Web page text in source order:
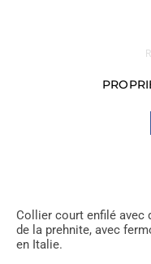
Collier court enfilé avec
de la prehnite, avec
en Italie.